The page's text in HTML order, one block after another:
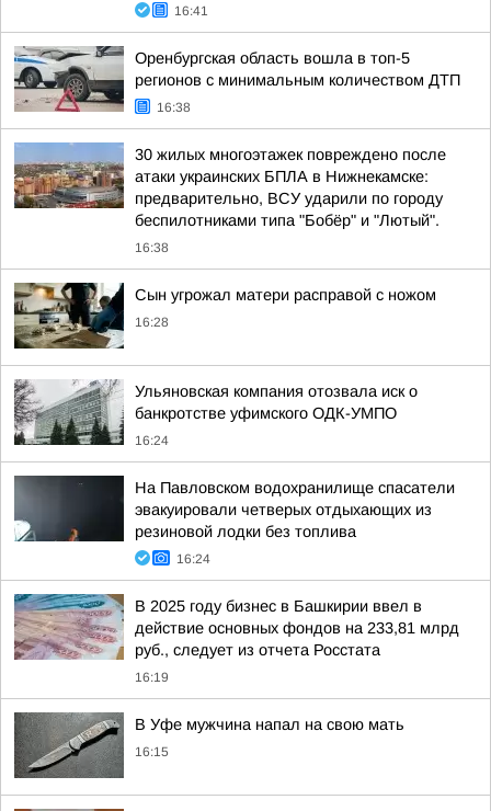
16:41
Оренбургская область вошла в топ-5
регионов с минимальным количеством ДТП
16:38
30 жилых многоэтажек повреждено после
атаки украинских БПЛА в Нижнекамске:
предварительно, ВСУ ударили по городу
беспилотниками типа "Бобёр" и "Лютый".
16:38
Сын угрожал матери расправой с ножом
16:28
Ульяновская компания отозвала иск о
банкротстве уфимского ОДК-УМПО
16:24
На Павловском водохранилище спасатели
эвакуировали четверых отдыхающих из
резиновой лодки без топлива
16:24
В 2025 году бизнес в Башкирии ввел в
действие основных фондов на 233,81 млрд
руб., следует из отчета Росстата
16:19
В Уфе мужчина напал на свою мать
16:15